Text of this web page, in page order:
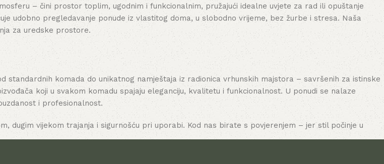
– čini prostor toplim, ugodnim i funkcionalnim, pružajući idealne uvjete za rad ili opuštanje
udobno pregledavanje ponude iz vlastitog doma, u slobodno vrijeme, bez žurbe i stresa. Naša
za uredske prostore.
standardnih komada do unikatnog namještaja iz radionica vrhunskih majstora – savršenih za istinske
koji u svakom komadu spajaju eleganciju, kvalitetu i funkcionalnost. U ponudi se nalaze
i profesionalnost.
dugim vijekom trajanja i sigurnošću pri uporabi. Kod nas birate s povjerenjem – jer stil počinje u